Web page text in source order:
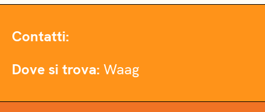
Contatti:
Dove si trova: Waag